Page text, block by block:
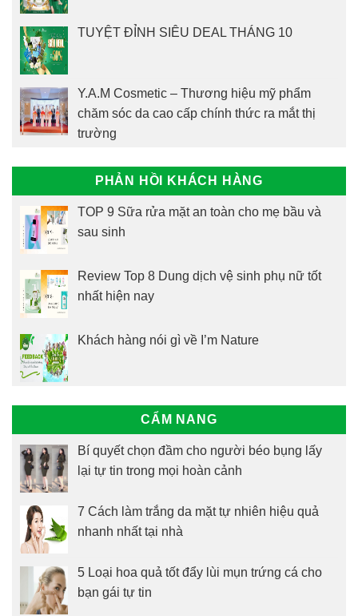
TUYỆT ĐỈNH SIÊU DEAL THÁNG 10
Y.A.M Cosmetic – Thương hiệu mỹ phẩm
chăm sóc da cao cấp chính thức ra mắt thị
trường
PHẢN HỒI KHÁCH HÀNG
TOP 9 Sữa rửa mặt an toàn cho mẹ bầu và
sau sinh
Review Top 8 Dung dịch vệ sinh phụ nữ tốt
nhất hiện nay
Khách hàng nói gì về I’m Nature
CẨM NANG
Bí quyết chọn đầm cho người béo bụng lấy
lại tự tin trong mọi hoàn cảnh
7 Cách làm trắng da mặt tự nhiên hiệu quả
nhanh nhất tại nhà
5 Loại hoa quả tốt đẩy lùi mụn trứng cá cho
bạn gái tự tin